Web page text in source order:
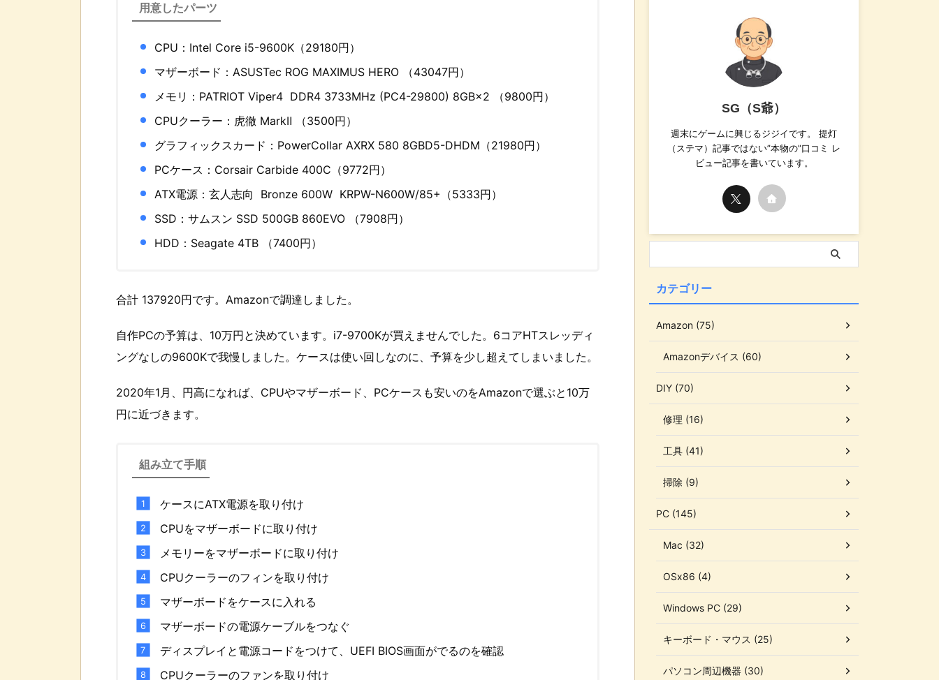
用意したパーツ
CPU：Intel Core i5-9600K（29180円）
マザーボード：ASUSTec ROG MAXIMUS HERO （43047円）
メモリ：PATRIOT Viper4 DDR4 3733MHz (PC4-29800) 8GB×2 （9800円）
CPUクーラー：虎徹 MarkⅡ （3500円）
グラフィックスカード：PowerCollar AXRX 580 8GBD5-DHDM（21980円）
PCケース：Corsair Carbide 400C（9772円）
ATX電源：玄人志向 Bronze 600W KRPW-N600W/85+（5333円）
SSD：サムスン SSD 500GB 860EVO （7908円）
HDD：Seagate 4TB （7400円）
合計 137920円です。Amazonで調達しました。
自作PCの予算は、10万円と決めています。i7-9700Kが買えませんでした。6コアHTスレッディ
ングなしの9600Kで我慢しました。ケースは使い回しなのに、予算を少し超えてしまいました。
2020年1月、円高になれば、CPUやマザーボード、PCケースも安いのをAmazonで選ぶと10万
円に近づきます。
組み立て手順
ケースにATX電源を取り付け
CPUをマザーボードに取り付け
メモリーをマザーボードに取り付け
CPUクーラーのフィンを取り付け
マザーボードをケースに入れる
マザーボードの電源ケーブルをつなぐ
ディスプレイと電源コードをつけて、UEFI BIOS画面がでるのを確認
CPUクーラーのファンを取り付け
SG（S爺）
週末にゲームに興じるジジイです。 提灯
（ステマ）記事ではない”本物の”口コミ レ
ビュー記事を書いています。
カテゴリー
Amazon (75)
Amazonデバイス (60)
DIY (70)
修理 (16)
工具 (41)
掃除 (9)
PC (145)
Mac (32)
OSx86 (4)
Windows PC (29)
キーボード・マウス (25)
パソコン周辺機器 (30)